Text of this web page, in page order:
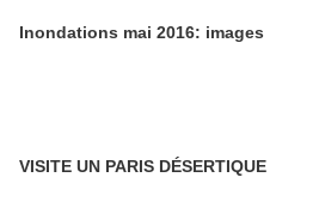
Inondations mai 2016: images
VISITE UN PARIS DÉSERTIQUE